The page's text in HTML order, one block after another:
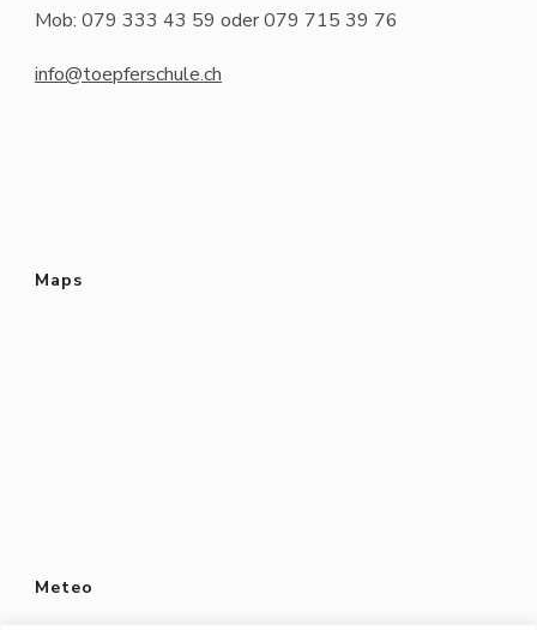
Mob: 079 333 43 59 oder 079 715 39 76
info@toepferschule.ch
Maps
Meteo